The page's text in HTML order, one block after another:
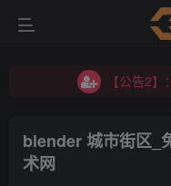
【公告2
【公告2
blender 城市街区_
术网